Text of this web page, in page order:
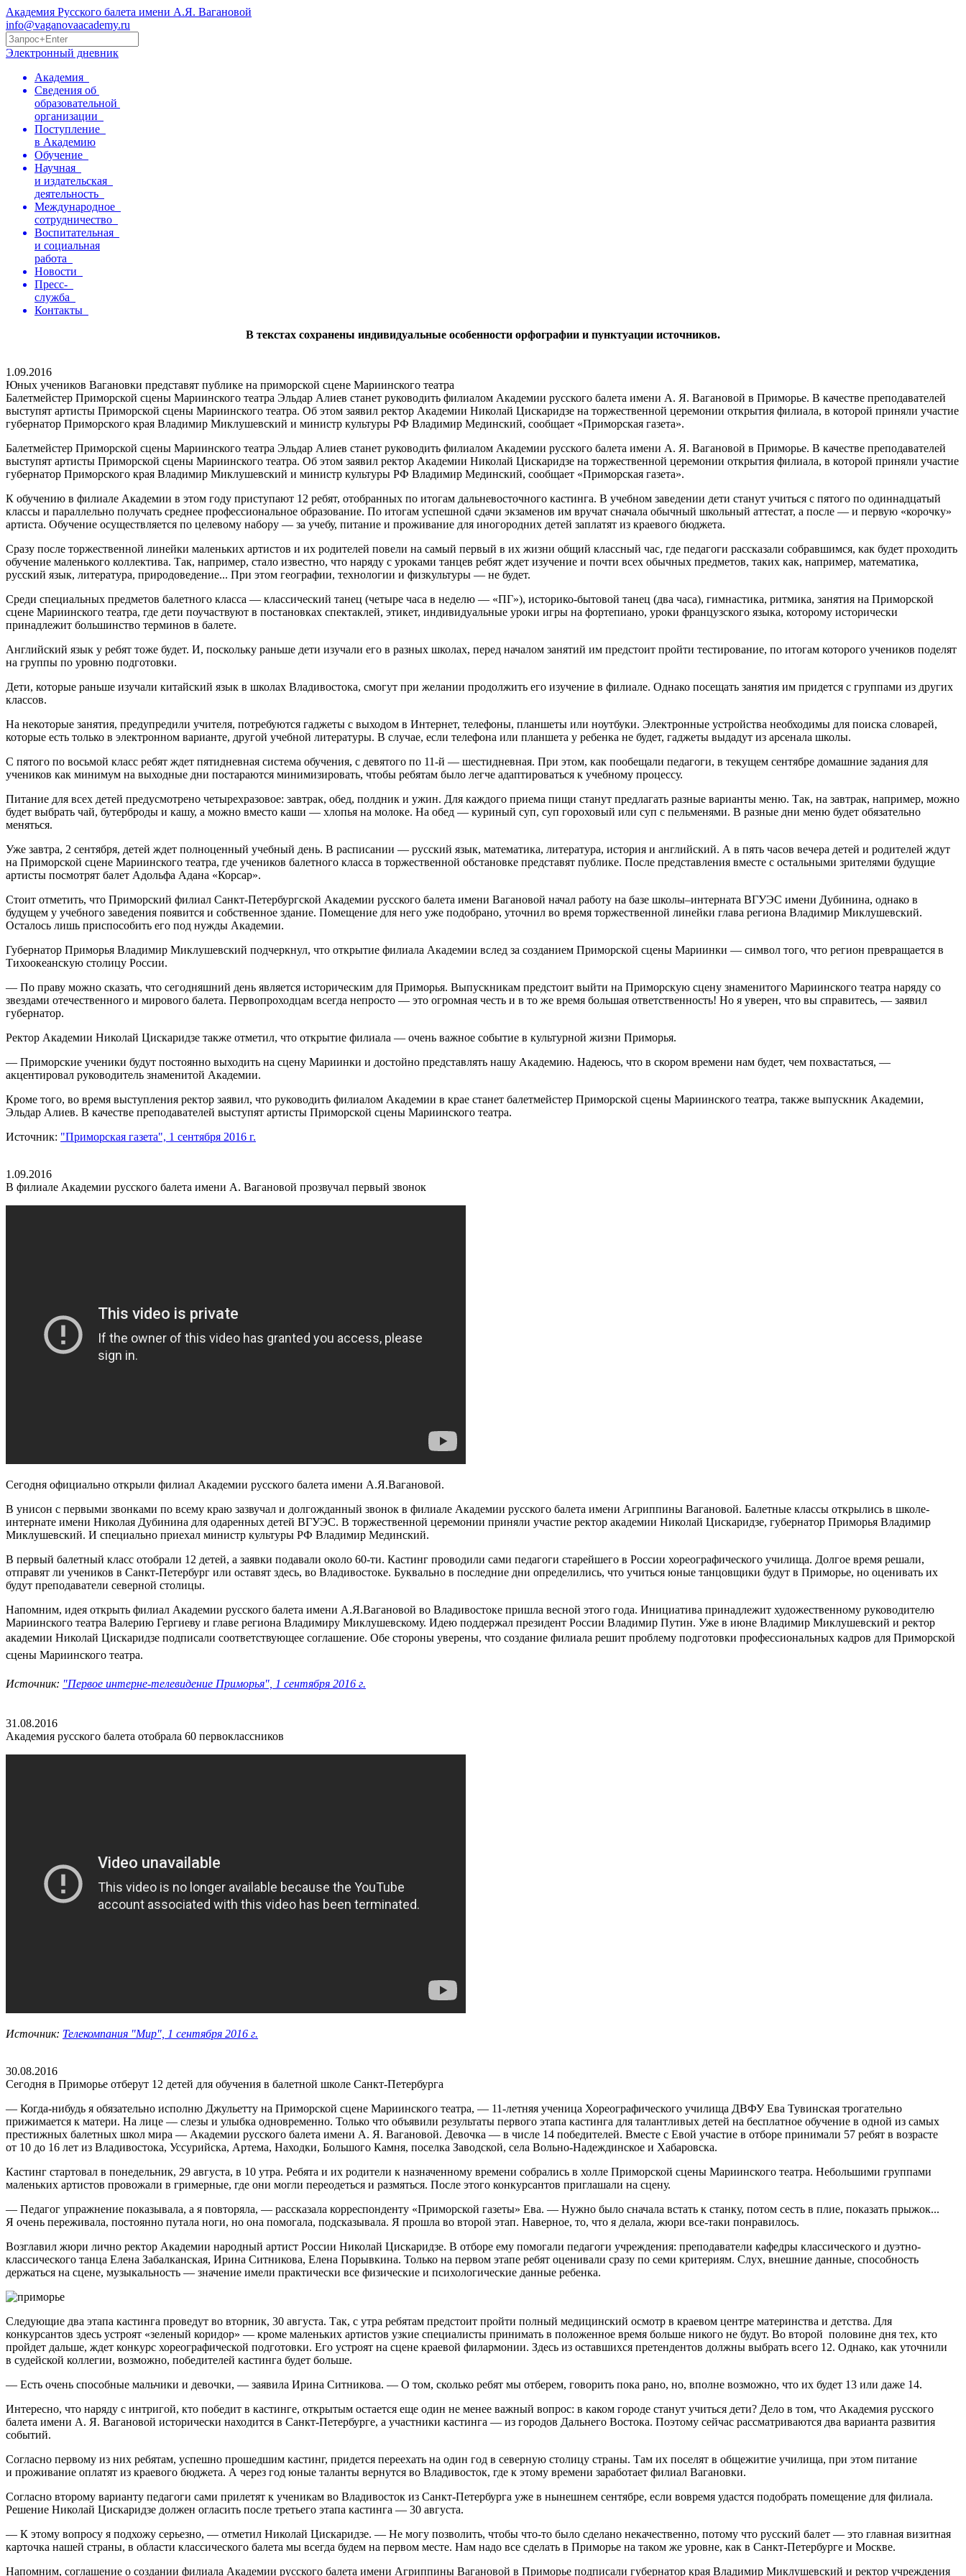
Академия Русского балета имени А.Я. Вагановой
info@vaganovaacademy.ru
Электронный дневник
Академия
Сведения об
образовательной
организации
Поступление
в Академию
Обучение
Научная
и издательская
деятельность
Международное
сотрудничество
Воспитательная
и социальная
работа
Новости
Пресс-
служба
Контакты
В текстах сохранены индивидуальные особенности орфографии и пунктуации источников.
1.09.2016
Юных учеников Вагановки представят публике на приморской сцене Мариинского театра
Балетмейстер Приморской сцены Мариинского театра Эльдар Алиев станет руководить филиалом Академии русского балета имени А. Я. Вагановой в Приморье. В качестве преподавателей
выступят артисты Приморской сцены Мариинского театра. Об этом заявил ректор Академии Николай Цискаридзе на торжественной церемонии открытия филиала, в которой приняли участие
губернатор Приморского края Владимир Миклушевский и министр культуры РФ Владимир Мединский, сообщает «Приморская газета».
Балетмейстер Приморской сцены Мариинского театра Эльдар Алиев станет руководить филиалом Академии русского балета имени А. Я. Вагановой в Приморье. В качестве преподавателей
выступят артисты Приморской сцены Мариинского театра. Об этом заявил ректор Академии Николай Цискаридзе на торжественной церемонии открытия филиала, в которой приняли участие
губернатор Приморского края Владимир Миклушевский и министр культуры РФ Владимир Мединский, сообщает «Приморская газета».
К обучению в филиале Академии в этом году приступают 12 ребят, отобранных по итогам дальневосточного кастинга. В учебном заведении дети станут учиться с пятого по одиннадцатый
классы и параллельно получать среднее профессиональное образование. По итогам успешной сдачи экзаменов им вручат сначала обычный школьный аттестат, а после — и первую «корочку»
артиста. Обучение осуществляется по целевому набору — за учебу, питание и проживание для иногородних детей заплатят из краевого бюджета.
Сразу после торжественной линейки маленьких артистов и их родителей повели на самый первый в их жизни общий классный час, где педагоги рассказали собравшимся, как будет проходить
обучение маленького коллектива. Так, например, стало известно, что наряду с уроками танцев ребят ждет изучение и почти всех обычных предметов, таких как, например, математика,
русский язык, литература, природоведение... При этом географии, технологии и физкультуры — не будет.
Среди специальных предметов балетного класса — классический танец (четыре часа в неделю — «ПГ»), историко-бытовой танец (два часа), гимнастика, ритмика, занятия на Приморской
сцене Мариинского театра, где дети поучаствуют в постановках спектаклей, этикет, индивидуальные уроки игры на фортепиано, уроки французского языка, которому исторически
принадлежит большинство терминов в балете.
Английский язык у ребят тоже будет. И, поскольку раньше дети изучали его в разных школах, перед началом занятий им предстоит пройти тестирование, по итогам которого учеников поделят
на группы по уровню подготовки.
Дети, которые раньше изучали китайский язык в школах Владивостока, смогут при желании продолжить его изучение в филиале. Однако посещать занятия им придется с группами из других
классов.
На некоторые занятия, предупредили учителя, потребуются гаджеты с выходом в Интернет, телефоны, планшеты или ноутбуки. Электронные устройства необходимы для поиска словарей,
которые есть только в электронном варианте, другой учебной литературы. В случае, если телефона или планшета у ребенка не будет, гаджеты выдадут из арсенала школы.
С пятого по восьмой класс ребят ждет пятидневная система обучения, с девятого по 11-й — шестидневная. При этом, как пообещали педагоги, в текущем сентябре домашние задания для
учеников как минимум на выходные дни постараются минимизировать, чтобы ребятам было легче адаптироваться к учебному процессу.
Питание для всех детей предусмотрено четырехразовое: завтрак, обед, полдник и ужин. Для каждого приема пищи станут предлагать разные варианты меню. Так, на завтрак, например, можно
будет выбрать чай, бутерброды и кашу, а можно вместо каши — хлопья на молоке. На обед — куриный суп, суп гороховый или суп с пельменями. В разные дни меню будет обязательно
меняться.
Уже завтра, 2 сентября, детей ждет полноценный учебный день. В расписании — русский язык, математика, литература, история и английский. А в пять часов вечера детей и родителей ждут
на Приморской сцене Мариинского театра, где учеников балетного класса в торжественной обстановке представят публике. После представления вместе с остальными зрителями будущие
артисты посмотрят балет Адольфа Адана «Корсар».
Стоит отметить, что Приморский филиал Санкт-Петербургской Академии русского балета имени Вагановой начал работу на базе школы–интерната ВГУЭС имени Дубинина, однако в
будущем у учебного заведения появится и собственное здание. Помещение для него уже подобрано, уточнил во время торжественной линейки глава региона Владимир Миклушевский.
Осталось лишь приспособить его под нужды Академии.
Губернатор Приморья Владимир Миклушевский подчеркнул, что открытие филиала Академии вслед за созданием Приморской сцены Мариинки — символ того, что регион превращается в
Тихоокеанскую столицу России.
— По праву можно сказать, что сегодняшний день является историческим для Приморья. Выпускникам предстоит выйти на Приморскую сцену знаменитого Мариинского театра наряду со
звездами отечественного и мирового балета. Первопроходцам всегда непросто — это огромная честь и в то же время большая ответственность! Но я уверен, что вы справитесь, — заявил
губернатор.
Ректор Академии Николай Цискаридзе также отметил, что открытие филиала — очень важное событие в культурной жизни Приморья.
— Приморские ученики будут постоянно выходить на сцену Мариинки и достойно представлять нашу Академию. Надеюсь, что в скором времени нам будет, чем похвастаться, —
акцентировал руководитель знаменитой Академии.
Кроме того, во время выступления ректор заявил, что руководить филиалом Академии в крае станет балетмейстер Приморской сцены Мариинского театра, также выпускник Академии,
Эльдар Алиев. В качестве преподавателей выступят артисты Приморской сцены Мариинского театра.
Источник: "Приморская газета", 1 сентября 2016 г.
1.09.2016
В филиале Академии русского балета имени А. Вагановой прозвучал первый звонок
Сегодня официально открыли филиал Академии русского балета имени А.Я.Вагановой.
В унисон с первыми звонками по всему краю зазвучал и долгожданный звонок в филиале Академии русского балета имени Агриппины Вагановой. Балетные классы открылись в школе-
интернате имени Николая Дубинина для одаренных детей ВГУЭС. В торжественной церемонии приняли участие ректор академии Николай Цискаридзе, губернатор Приморья Владимир
Миклушевский. И специально приехал министр культуры РФ Владимир Мединский.
В первый балетный класс отобрали 12 детей, а заявки подавали около 60-ти. Кастинг проводили сами педагоги старейшего в России хореографического училища. Долгое время решали,
отправят ли учеников в Санкт-Петербург или оставят здесь, во Владивостоке. Буквально в последние дни определились, что учиться юные танцовщики будут в Приморье, но оценивать их
будут преподаватели северной столицы.
Напомним, идея открыть филиал Академии русского балета имени А.Я.Вагановой во Владивостоке пришла весной этого года. Инициатива принадлежит художественному руководителю
Мариинского театра Валерию Гергиеву и главе региона Владимиру Миклушевскому. Идею поддержал президент России Владимир Путин. Уже в июне Владимир Миклушевский и ректор
академии Николай Цискаридзе подписали соответствующее соглашение. Обе стороны уверены, что создание филиала решит проблему подготовки профессиональных кадров для Приморской
сцены Мариинского театра.
Источник: "Первое интерне-телевидение Приморья", 1 сентября 2016 г.
31.08.2016
Академия русского балета отобрала 60 первоклассников
Источник: Телекомпания "Мир", 1 сентября 2016 г.
30.08.2016
Сегодня в Приморье отберут 12 детей для обучения в балетной школе Санкт-Петербурга
— Когда-нибудь я обязательно исполню Джульетту на Приморской сцене Мариинского театра, — 11-летняя ученица Хореографического училища ДВФУ Ева Тувинская трогательно
прижимается к матери. На лице — слезы и улыбка одновременно. Только что объявили результаты первого этапа кастинга для талантливых детей на бесплатное обучение в одной из самых
престижных балетных школ мира — Академии русского балета имени А. Я. Вагановой. Девочка — в числе 14 победителей. Вместе с Евой участие в отборе принимали 57 ребят в возрасте
от 10 до 16 лет из Владивостока, Уссурийска, Артема, Находки, Большого Камня, поселка Заводской, села Вольно-Надеждинское и Хабаровска.
Кастинг стартовал в понедельник, 29 августа, в 10 утра. Ребята и их родители к назначенному времени собрались в холле Приморской сцены Мариинского театра. Небольшими группами
маленьких артистов провожали в гримерные, где они могли переодеться и размяться. После этого конкурсантов приглашали на сцену.
— Педагог упражнение показывала, а я повторяла, — рассказала корреспонденту «Приморской газеты» Ева. — Нужно было сначала встать к станку, потом сесть в плие, показать прыжок...
Я очень переживала, постоянно путала ноги, но она помогала, подсказывала. Я прошла во второй этап. Наверное, то, что я делала, жюри все-таки понравилось.
Возглавил жюри лично ректор Академии народный артист России Николай Цискаридзе. В отборе ему помогали педагоги учреждения: преподаватели кафедры классического и дуэтно-
классического танца Елена Забалканская, Ирина Ситникова, Елена Порывкина. Только на первом этапе ребят оценивали сразу по семи критериям. Слух, внешние данные, способность
держаться на сцене, музыкальность — значение имели практически все физические и психологические данные ребенка.
Следующие два этапа кастинга проведут во вторник, 30 августа. Так, с утра ребятам предстоит пройти полный медицинский осмотр в краевом центре материнства и детства. Для
конкурсантов здесь устроят «зеленый коридор» — кроме маленьких артистов узкие специалисты принимать в положенное время больше никого не будут. Во второй половине дня тех, кто
пройдет дальше, ждет конкурс хореографической подготовки. Его устроят на сцене краевой филармонии. Здесь из оставшихся претендентов должны выбрать всего 12. Однако, как уточнили
в судейской коллегии, возможно, победителей кастинга будет больше.
— Есть очень способные мальчики и девочки, — заявила Ирина Ситникова. — О том, сколько ребят мы отберем, говорить пока рано, но, вполне возможно, что их будет 13 или даже 14.
Интересно, что наряду с интригой, кто победит в кастинге, открытым остается еще один не менее важный вопрос: в каком городе станут учиться дети? Дело в том, что Академия русского
балета имени А. Я. Вагановой исторически находится в Санкт-Петербурге, а участники кастинга — из городов Дальнего Востока. Поэтому сейчас рассматриваются два варианта развития
событий.
Согласно первому из них ребятам, успешно прошедшим кастинг, придется переехать на один год в северную столицу страны. Там их поселят в общежитие училища, при этом питание
и проживание оплатят из краевого бюджета. А через год юные таланты вернутся во Владивосток, где к этому времени заработает филиал Вагановки.
Согласно второму варианту педагоги сами прилетят к ученикам во Владивосток из Санкт-Петербурга уже в нынешнем сентябре, если вовремя удастся подобрать помещение для филиала.
Решение Николай Цискаридзе должен огласить после третьего этапа кастинга — 30 августа.
— К этому вопросу я подхожу серьезно, — отметил Николай Цискаридзе. — Не могу позволить, чтобы что-то было сделано некачественно, потому что русский балет — это главная визитная
карточка нашей страны, в области классического балета мы всегда будем на первом месте. Нам надо все сделать в Приморье на таком же уровне, как в Санкт-Петербурге и Москве.
Напомним, соглашение о создании филиала Академии русского балета имени Агриппины Вагановой в Приморье подписали губернатор края Владимир Миклушевский и ректор учреждения